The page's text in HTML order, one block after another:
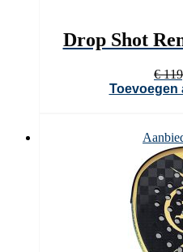
Drop Shot
€
Toevoegen